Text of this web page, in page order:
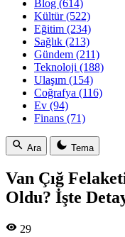
Blog (614)
Kültür(522)
Eğitim (234)
Sağlık (213)
Gündem (211)
Teknoloji (188)
Ulaşım (154)
Coğrafya (116)
Ev (94)
Finans (71)
Ara Tema
Van Çığ
Oldu? İşte
29